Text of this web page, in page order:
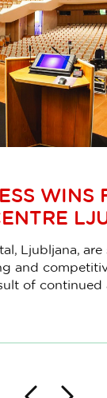
WINS
Ljubljana, are
and
of continued
Nazaj